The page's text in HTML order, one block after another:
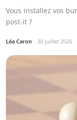
Vous installez vos
post-it ?
Léa Caron 30 juillet 2026